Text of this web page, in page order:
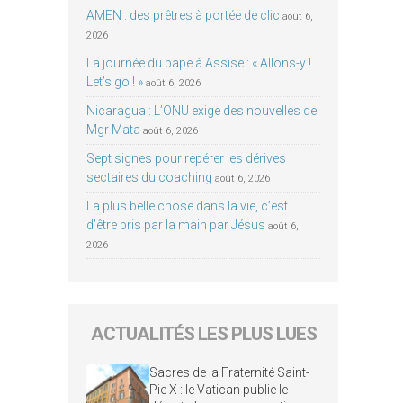
AMEN : des prêtres à portée de clic août 6,
2026
La journée du pape à Assise : « Allons-y !
Let’s go ! » août 6, 2026
Nicaragua : L’ONU exige des nouvelles de
Mgr Mata août 6, 2026
Sept signes pour repérer les dérives
sectaires du coaching août 6, 2026
La plus belle chose dans la vie, c’est
d’être pris par la main par Jésus août 6,
2026
ACTUALITÉS LES PLUS LUES
Sacres de la Fraternité Saint-
Pie X : le Vatican publie le